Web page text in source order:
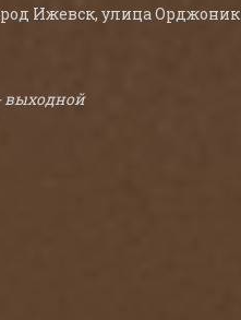
Ижевск, улица
выходной